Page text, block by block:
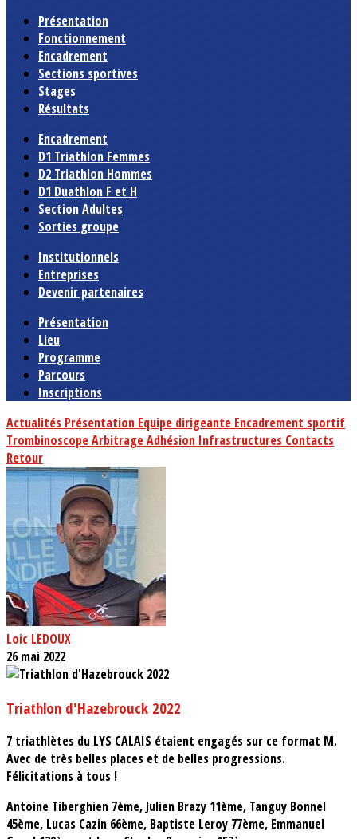
Présentation
Fonctionnement
Encadrement
Sections sportives
Stages
Résultats
Encadrement
D1 Triathlon Femmes
D2 Triathlon Hommes
D1 Duathlon F et H
Section Adultes
Sorties groupe
Institutionnels
Entreprises
Devenir partenaires
Présentation
Lieu
Programme
Parcours
Inscriptions
Actualités Présentation Equipe dirigeante Encadrement sportif
TrombinoscopeArbitrageAdhésion Infrastructures Contacts
Retour
Loic LEDOUX
26 mai 2022
Triathlon d'Hazebrouck 2022
7 triathlètes du LYS CALAIS étaient engagés sur ce format M.
Avec de très belles places et de belles progressions.
Félicitations à tous !
Antoine Tiberghien 7ème, Julien Brazy 11ème, Tanguy Bonnel
45ème, Lucas Cazin 66ème, Baptiste Leroy 77ème, Emmanuel